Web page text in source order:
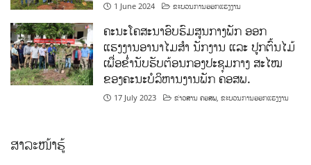
1 June 2024 ຂະບວນການອອກແຮງງານ
ຄະນະໂຄສະນາອົບຮົມສູນກາງພັກ ອອກ
ແຮງງານອານາໄມສໍາ ນັກງານ ແລະ ປູກຕົ້ນໄມ້
ເພື່ອຂໍ່ານັບຮັບຕ້ອນກອງປະຊຸມກາງ ສະໄໝ
ຂອງຄະນະບໍລິຫານງານພັກ ຄອສພ.
17 July 2023 ຂ່າວສານ ຄອສພ,ຂະບວນການອອກແຮງງານ
ສາລະໜ້າຮູ້